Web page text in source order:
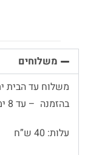
משלוחים
משלוח עד הבית
בהזמנה – עד 8 ימי עסקים
עלות: 40 ש”ח